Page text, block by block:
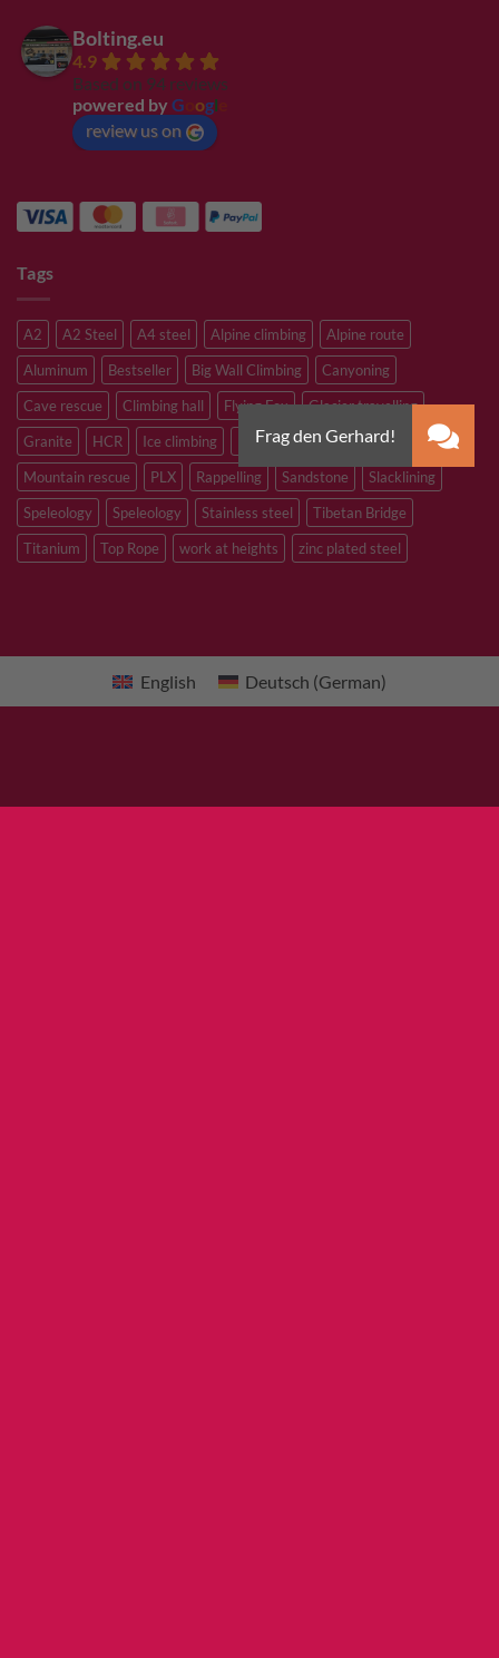
Bolting.eu
4.9
Based on 94 reviews
powered by G ogl
review us on
Tags
A2 A2 Steel A4 steel Alpine climbing
Alpine route
Aluminum
Bestseller Big Wall Climbing
Canyoning
Cave rescue
Climbing hall Flying Fox
Glacier travelling
Granite
HCR Ice climbing Inox M8 M10
M12
Mountain rescue
PLX Rappelling Sandstone
Slacklining
Speleology
Speleology Stainless steel
Tibetan Bridge
Titanium
Top Rope work at heights zinc plated steel
English Deutsch (German)